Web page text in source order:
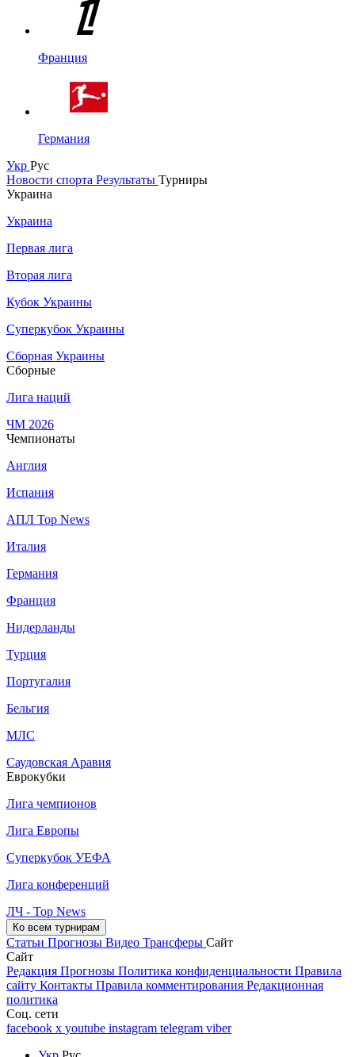
Франция
Германия
Укр Рус
Новости спорта Результаты Турниры
Украина
Украина
Первая лига
Вторая лига
Кубок Украины
Суперкубок Украины
Сборная Украины
Сборные
Лига наций
ЧМ 2026
Чемпионаты
Англия
Испания
АПЛ Top News
Италия
Германия
Франция
Нидерланды
Турция
Португалия
Бельгия
МЛС
Саудовская Аравия
Еврокубки
Лига чемпионов
Лига Европы
Суперкубок УЕФА
Лига конференций
ЛЧ - Top News
Ко всем турнирам
Статьи Прогнозы Видео Трансферы Сайт
Сайт
Редакция Прогнозы Политика конфиденциальности Правила
сайту Контакты Правила комментирования Редакционная
политика
Соц. сети
facebook x youtube instagram telegram viber